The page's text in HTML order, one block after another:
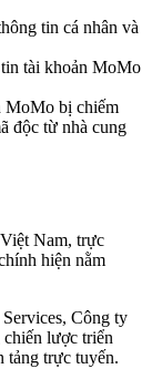
tin cá nhân và
tài khoản MoMo
MoMo bị chiếm
độc từ nhà cung
Nam, trực
hiện nằm
Công ty
chiến lược triển
tảng trực tuyến.